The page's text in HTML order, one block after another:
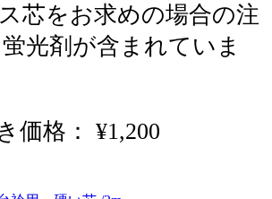
芯をお求めの場合の注
光剤が含まれていま
価格： ¥1,200